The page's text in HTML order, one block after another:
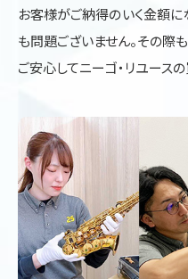
お客様がご納得のいく金額
も問題ございません。その際
ご安心してニーゴ・リユース